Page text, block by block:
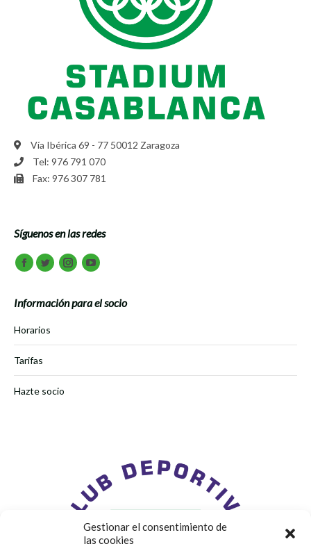
Gestionar el consentimiento de
las cookies
Vía Ibérica 69 - 77 50012 Zaragoza
Tel: 976 791 070
Fax: 976 307 781
Síguenos en las redes
Encuéntranos en:
Facebook
TwitterInstagramYoutube
Información para el socio
Horarios
Tarifas
Hazte socio